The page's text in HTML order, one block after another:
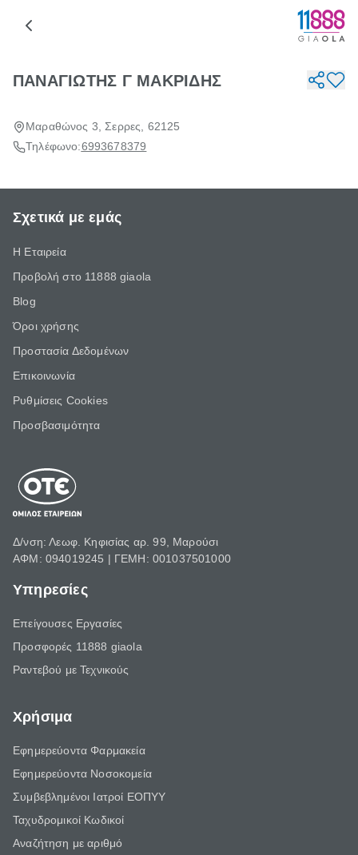
ΠΑΝΑΓΙΩΤΗΣ Γ ΜΑΚΡΙΔΗΣ
Μαραθώνος 3, Σερρες, 62125
Τηλέφωνο:6993678379
Σχετικά με εμάς
Η Εταιρεία
Προβολή στο 11888 giaola
Blog
Όροι χρήσης
Προστασία Δεδομένων
Επικοινωνία
Ρυθμίσεις Cookies
Προσβασιμότητα
Δ/νση: Λεωφ. Κηφισίας αρ. 99, Μαρούσι
ΑΦΜ: 094019245 | ΓΕΜΗ: 001037501000
Υπηρεσίες
Επείγουσες Εργασίες
Προσφορές 11888 giaola
Ραντεβού με Τεχνικούς
Χρήσιμα
Εφημερεύοντα Φαρμακεία
Εφημερεύοντα Νοσοκομεία
Συμβεβλημένοι Ιατροί ΕΟΠΥΥ
Ταχυδρομικοί Κωδικοί
Αναζήτηση με αριθμό